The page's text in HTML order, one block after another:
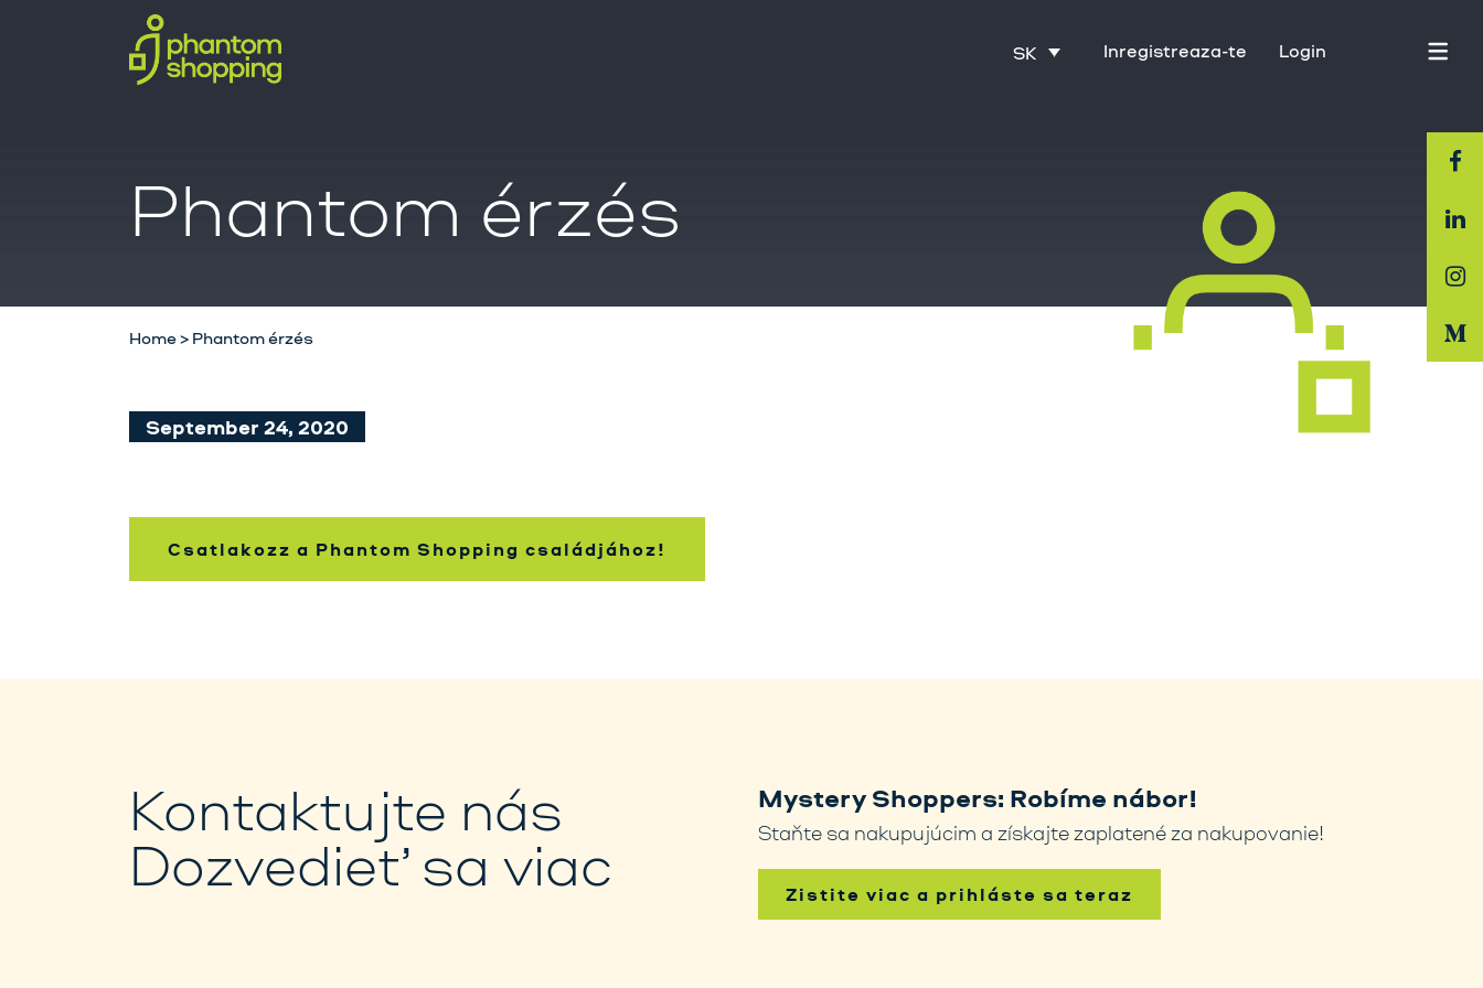
SK Inregistreaza-te Login
O nás
Priemysel
Služby
Kariéra
Tréning s Activate
Phantom érzés
Home> Phantom érzés
September 24, 2020
Csatlakozz a Phantom Shopping családjához!
Kontaktujte nás
Dozvedieť sa viac
Mystery Shoppers: Robíme nábor!
Staňte sa nakupujúcim a získajte zaplatené za nakupovanie!
Zistite viac a prihláste sa teraz